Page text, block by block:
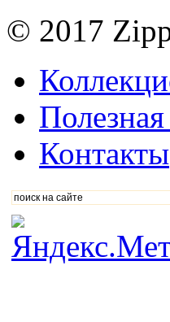
© 2017
Контакты